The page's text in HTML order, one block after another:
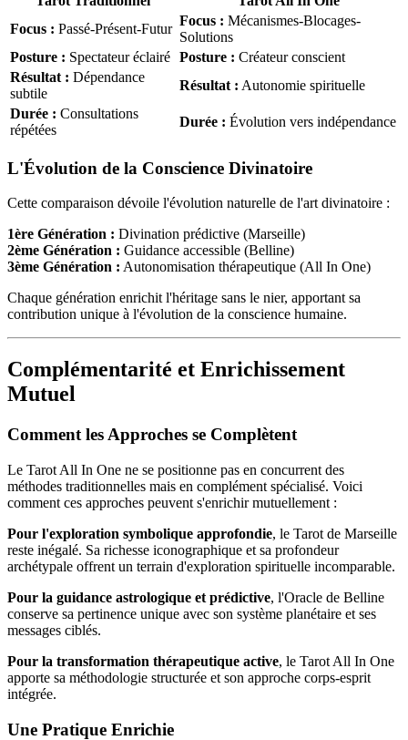
Focus : Passé-Présent-Futur
Focus : Mécanismes-Blocages-
Solutions
Posture : Spectateur éclairé Posture : Créateur conscient
Résultat : Dépendance
subtile
Résultat : Autonomie spirituelle
Durée : Consultations
répétées
Durée : Évolution vers indépendance
L'Évolution de la Conscience Divinatoire
Cette comparaison dévoile l'évolution naturelle de l'art divinatoire :
1ère Génération : Divination prédictive (Marseille)
2ème Génération : Guidance accessible (Belline)
3ème Génération : Autonomisation thérapeutique (All In One)
Chaque génération enrichit l'héritage sans le nier, apportant sa
contribution unique à l'évolution de la conscience humaine.
Complémentarité et Enrichissement
Mutuel
Comment les Approches se Complètent
Le Tarot All In One ne se positionne pas en concurrent des
méthodes traditionnelles mais en complément spécialisé. Voici
comment ces approches peuvent s'enrichir mutuellement :
Pour l'exploration symbolique approfondie, le Tarot de Marseille
reste inégalé. Sa richesse iconographique et sa profondeur
archétypale offrent un terrain d'exploration spirituelle incomparable.
Pour la guidance astrologique et prédictive, l'Oracle de Belline
conserve sa pertinence unique avec son système planétaire et ses
messages ciblés.
Pour la transformation thérapeutique active, le Tarot All In One
apporte sa méthodologie structurée et son approche corps-esprit
intégrée.
Une Pratique Enrichie